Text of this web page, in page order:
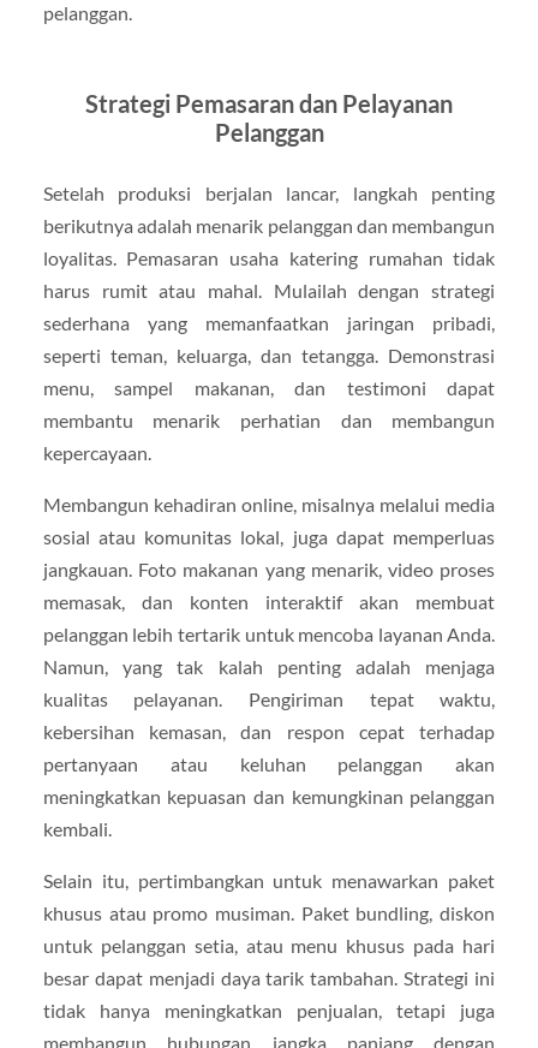
pelanggan.
Strategi Pemasaran dan Pelayanan
Pelanggan
Setelah produksi berjalan lancar, langkah penting
berikutnya adalah menarik pelanggan dan membangun
loyalitas. Pemasaran usaha katering rumahan tidak
harus rumit atau mahal. Mulailah dengan strategi
sederhana yang memanfaatkan jaringan pribadi,
seperti teman, keluarga, dan tetangga. Demonstrasi
menu, sampel makanan, dan testimoni dapat
membantu menarik perhatian dan membangun
kepercayaan.
Membangun kehadiran online, misalnya melalui media
sosial atau komunitas lokal, juga dapat memperluas
jangkauan. Foto makanan yang menarik, video proses
memasak, dan konten interaktif akan membuat
pelanggan lebih tertarik untuk mencoba layanan Anda.
Namun, yang tak kalah penting adalah menjaga
kualitas pelayanan. Pengiriman tepat waktu,
kebersihan kemasan, dan respon cepat terhadap
pertanyaan atau keluhan pelanggan akan
meningkatkan kepuasan dan kemungkinan pelanggan
kembali.
Selain itu, pertimbangkan untuk menawarkan paket
khusus atau promo musiman. Paket bundling, diskon
untuk pelanggan setia, atau menu khusus pada hari
besar dapat menjadi daya tarik tambahan. Strategi ini
tidak hanya meningkatkan penjualan, tetapi juga
membangun hubungan jangka panjang dengan